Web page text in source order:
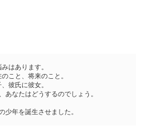
はあります。
こと、将来のこと。
彼氏に彼女。
あなたはどうするのでしょう。
少年を誕生させました。